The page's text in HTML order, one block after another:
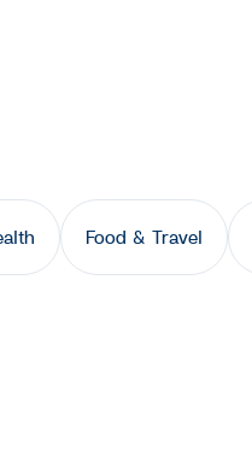
Food & Travel